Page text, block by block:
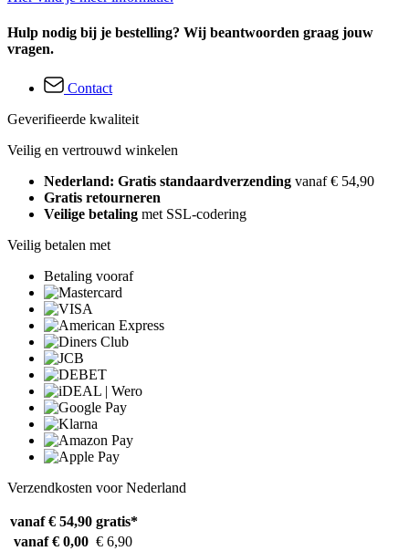
Hulp nodig bij je bestelling? Wij beantwoorden graag jouw
vragen.
Contact
Geverifieerde kwaliteit
Veilig en vertrouwd winkelen
Nederland: Gratis standaardverzending vanaf € 54,90
Gratis retourneren
Veilige betaling met SSL-codering
Veilig betalen met
Betaling vooraf
Verzendkosten voor Nederland
vanaf € 54,90 gratis*
vanaf € 0,00 € 6,90